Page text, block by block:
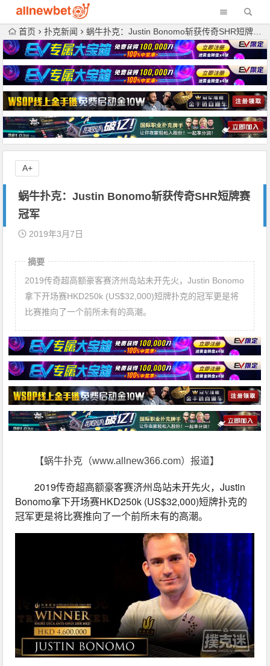
首页 扑克新闻 蜗牛扑克：Justin Bonomo斩获传奇SHR短牌赛冠军
蜗牛扑克：Justin Bonomo斩获传奇SHR短牌赛
冠军
2019年3月7日
摘要
2019传奇超高额豪客赛济州岛站未开先火，Justin Bonomo
拿下开场赛HKD250k (US$32,000)短牌扑克的冠军更是将
比赛推向了一个前所未有的高潮。
【蜗牛扑克（www.allnew366.com）报道】
2019传奇超高额豪客赛济州岛站未开先火，Justin
Bonomo拿下开场赛HKD250k (US$32,000)短牌扑克的
冠军更是将比赛推向了一个前所未有的高潮。
A+